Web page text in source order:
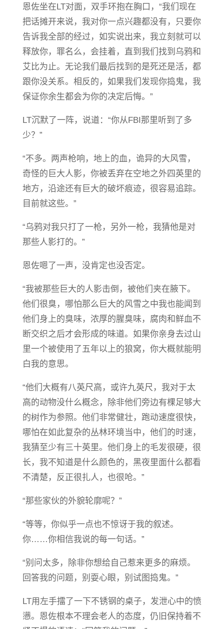
恩佐坐在LT对面，双手环抱在胸口，“我们现在
把话摊开来说，我对你一点兴趣都没有，只要你
告诉我全部的经过，如实说出来，我立刻就可以
释放你，罪名么，会挂着，直到我们找到乌鸦和
艾比为止。无论我们最后找到的是死还是活，都
跟你没关系。相反的，如果我们发现你捣鬼，我
保证你余生都会为你的决定后悔。”
LT沉默了一阵，说道：“你从FBI那里听到了多
少？”
“不多。两声枪响，地上的血，诡异的大风雪，
奇怪的巨大人影，你被丢弃在空地之外四英里的
地方，沿途还有巨大的破坏痕迹，很容易追踪。
目前就这些。”
“乌鸦对我只打了一枪，另外一枪，我猜他是对
那些人影打的。”
恩佐嗯了一声，没肯定也没否定。
“我被那些巨大的人影击倒，被他们夹在腋下。
他们很臭，哪怕那么巨大的风雪之中我也能闻到
他们身上的臭味，浓厚的腥臭味，腐肉和鲜血不
断交织之后才会形成的味道。如果你亲身去过山
里一个被使用了五年以上的狼窝，你大概就能明
白我的意思。
“他们大概有八英尺高，或许九英尺，我对于太
高的动物没什么概念，除非他们旁边有棵足够大
的树作为参照。他们非常健壮，跑动速度很快，
哪怕在如此复杂的丛林环境当中，他们的时速，
我猜至少有三十英里。他们身上的毛发很硬，很
长，我不知道是什么颜色的，黑夜里面什么都看
不清楚，反正很扎人，也很呛。”
“那些家伙的外貌轮廓呢？”
“等等，你似乎一点也不惊讶于我的叙述。
你……你相信我说的每一句话。”
“别问太多，除非你想给自己惹来更多的麻烦。
回答我的问题，别耍心眼，别试图捣鬼。”
LT用左手擂了一下不锈钢的桌子，发泄心中的愤
懑。恩佐根本不理会老人的态度，仍旧保持着不